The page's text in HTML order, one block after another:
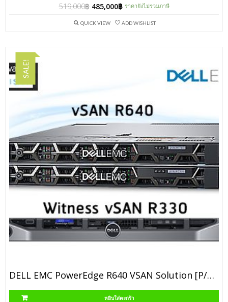
519,000฿ 485,000฿ ราคายังไม่รวมภาษี
QUICK VIEW ADD WISHLIST
SALE!
DELL EMC PowerEdge R640 VSAN Solution [P/N R640-10TB-VSANPack]
หยิบใส่ตะกร้า